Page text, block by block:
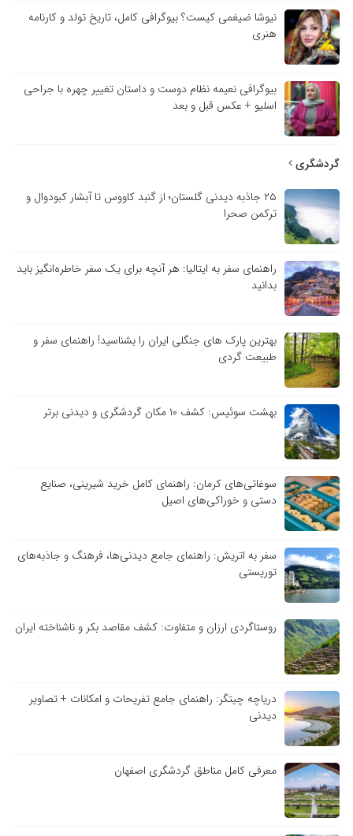
نیوشا ضیغمی کیست؟ بیوگرافی کامل، تاریخ تولد و کارنامه
هنری
بیوگرافی نعیمه نظام دوست و داستان تغییر چهره با جراحی
اسلیو + عکس قبل و بعد
گردشگری
۲۵ جاذبه دیدنی گلستان؛ از گنبد کاووس تا آبشار کبودوال و
ترکمن صحرا
راهنمای سفر به ایتالیا: هر آنچه برای یک سفر خاطره‌انگیز باید
بدانید
بهترین پارک های جنگلی ایران را بشناسید! راهنمای سفر و
طبیعت گردی
بهشت سوئیس: کشف ۱۰ مکان گردشگری و دیدنی برتر
سوغاتی‌های کرمان: راهنمای کامل خرید شیرینی، صنایع
دستی و خوراکی‌های اصیل
سفر به اتریش: راهنمای جامع دیدنی‌ها، فرهنگ و جاذبه‌های
توریستی
روستاگردی ارزان و متفاوت: کشف مقاصد بکر و ناشناخته ایران
دریاچه چیتگر: راهنمای جامع تفریحات و امکانات + تصاویر
دیدنی
معرفی کامل مناطق گردشگری اصفهان